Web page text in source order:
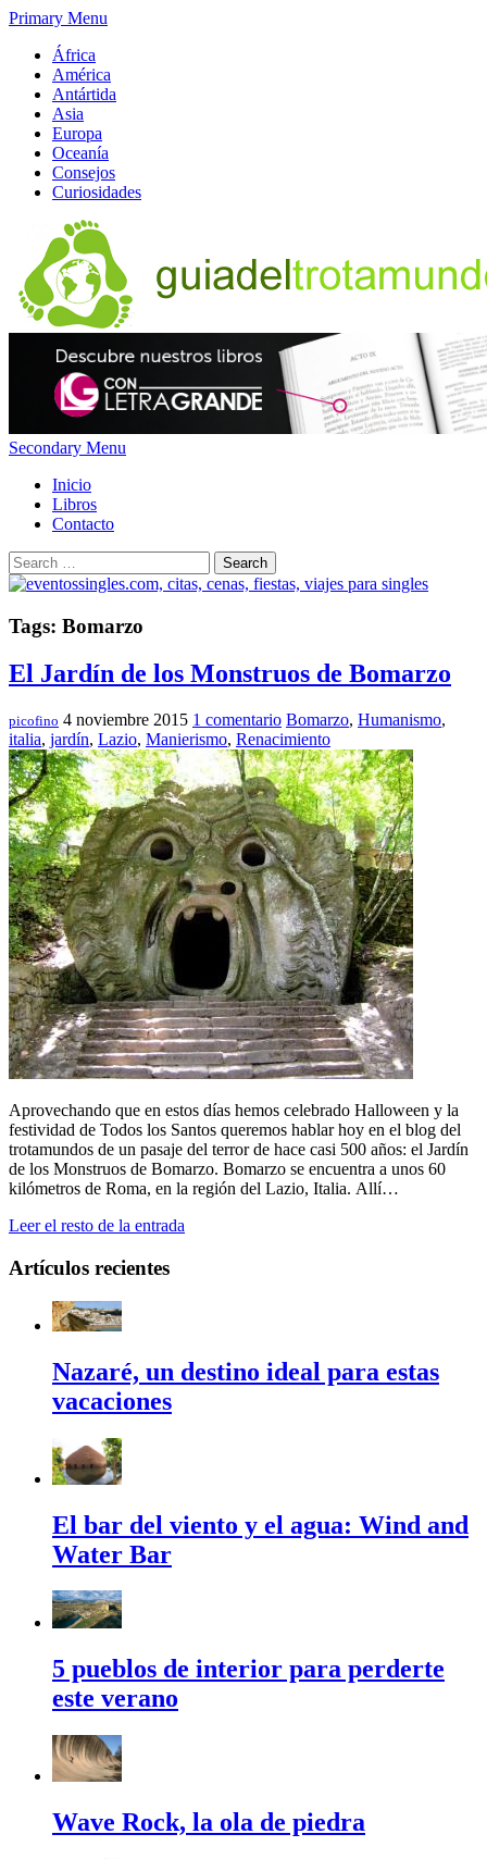
Primary Menu
África
América
Antártida
Asia
Europa
Oceanía
Consejos
Curiosidades
Secondary Menu
Inicio
Libros
Contacto
Search
Tags: Bomarzo
El Jardín de los Monstruos de Bomarzo
picofino 4 noviembre 2015 1 comentario Bomarzo, Humanismo,
italia, jardín, Lazio, Manierismo, Renacimiento
Aprovechando que en estos días hemos celebrado Halloween y la
festividad de Todos los Santos queremos hablar hoy en el blog del
trotamundos de un pasaje del terror de hace casi 500 años: el Jardín
de los Monstruos de Bomarzo. Bomarzo se encuentra a unos 60
kilómetros de Roma, en la región del Lazio, Italia. Allí…
Leer el resto de la entrada
Artículos recientes
Nazaré, un destino ideal para estas
vacaciones
El bar del viento y el agua: Wind and
Water Bar
5 pueblos de interior para perderte
este verano
Wave Rock, la ola de piedra